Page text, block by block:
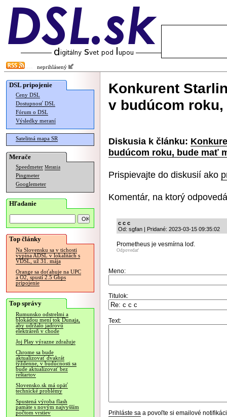
neprihlásený
DSL pripojenie
Ceny DSL
Dostupnosť DSL
Fórum o DSL
Výsledky meraní
Satelitná mapa SR
Merače
Speedmeter Merania
Pingmeter
Googlemeter
Hľadanie
Top články
Na Slovensku sa v tichosti
vypína ADSL v lokalitách s
VDSL, už 31. mája
Orange sa doťahuje na UPC
a O2, spustí 2.5 Gbps
pripojenie
Top správy
Rumunsko odstrelmi a
blokádou mení tok Dunaja,
aby udržalo jadrovú
elektráreň v chode
Joj Play výrazne zdražuje
Chrome sa bude
aktualizovať dvakrát
týždenne, v budúcnosti sa
bude aktualizovať bez
reštartov
Slovensko.sk má opäť
technické problémy
Spustená výroba flash
pamäte s novým najvyšším
počtom vrstiev
Konkurent
v budúcom
Diskusia k článku:
budúcom roku, bude mať
Prispievajte do diskusií ako
Komentár, na ktorý
c c c
Od: sgfan | Pridané: 2023-03-15 09:35:02
Prometheus je vesmírna loď.
Odpovedať
Meno:
Titulok:
Text:
Prihláste sa a povoľte si emailové